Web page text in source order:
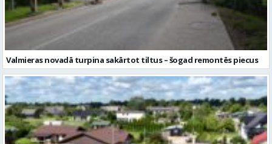
Valmieras novadā turpina sakārtot tiltus – šogad remontēs piecus